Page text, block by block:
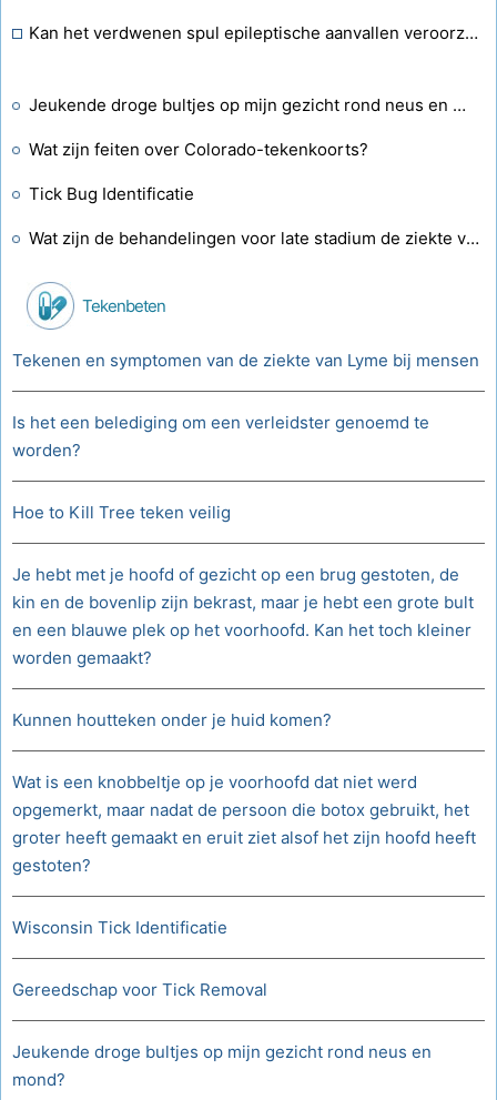
Kan het verdwenen spul epileptische aanvallen veroorzaken?
Jeukende droge bultjes op mijn gezicht rond neus en mond?
Wat zijn feiten over Colorado-tekenkoorts?
Tick ​​Bug Identificatie
Wat zijn de behandelingen voor late stadium de ziekte van Lyme gewrichtspijn
Tekenbeten
Tekenen en symptomen van de ziekte van Lyme bij mensen
Is het een belediging om een ​​verleidster genoemd te
worden?
Hoe to Kill Tree teken veilig
Je hebt met je hoofd of gezicht op een brug gestoten, de
kin en de bovenlip zijn bekrast, maar je hebt een grote bult
en een blauwe plek op het voorhoofd. Kan het toch kleiner
worden gemaakt?
Kunnen houtteken onder je huid komen?
Wat is een knobbeltje op je voorhoofd dat niet werd
opgemerkt, maar nadat de persoon die botox gebruikt, het
groter heeft gemaakt en eruit ziet alsof het zijn hoofd heeft
gestoten?
Wisconsin Tick Identificatie
Gereedschap voor Tick Removal
Jeukende droge bultjes op mijn gezicht rond neus en
mond?